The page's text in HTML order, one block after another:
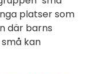
platser som
där barns
kan